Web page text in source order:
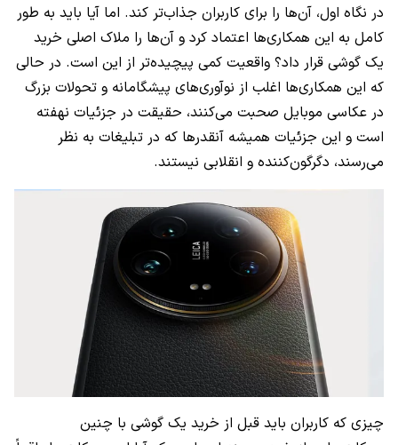
در نگاه اول، آن‌ها را برای کاربران جذاب‌تر کند. اما آیا باید به طور
کامل به این همکاری‌ها اعتماد کرد و آن‌ها را ملاک اصلی خرید
یک گوشی قرار داد؟ واقعیت کمی پیچیده‌تر از این است. در حالی
که این همکاری‌ها اغلب از نوآوری‌های پیشگامانه و تحولات بزرگ
در عکاسی موبایل صحبت می‌کنند، حقیقت در جزئیات نهفته
است و این جزئیات همیشه آنقدرها که در تبلیغات به نظر
می‌رسند، دگرگون‌کننده و انقلابی نیستند.
چیزی که کاربران باید قبل از خرید یک گوشی با چنین